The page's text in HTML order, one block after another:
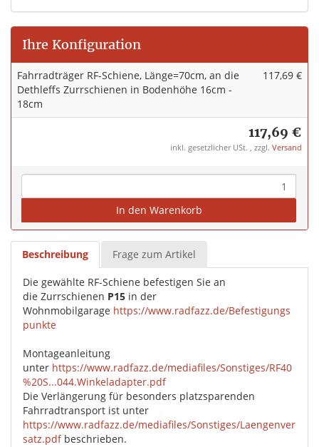
Ihre Konfiguration
Fahrradträger RF-Schiene, Länge=70cm, an die
Dethleffs Zurrschienen in Bodenhöhe 16cm -
18cm
117,69 €
117,69 €
inkl. gesetzlicher USt. , zzgl. Versand
In den Warenkorb
Beschreibung Frage zum Artikel
Die gewählte RF-Schiene befestigen Sie an
die Zurrschienen P15 in der
Wohnmobilgarage https://www.radfazz.de/Befestigungs
punkte
Montageanleitung
unter https://www.radfazz.de/mediafiles/Sonstiges/RF40
%20S...044.Winkeladapter.pdf
Die Verlängerung für besonders platzsparenden
Fahrradtransport ist unter
https://www.radfazz.de/mediafiles/Sonstiges/Laengenver
satz.pdfbeschrieben.